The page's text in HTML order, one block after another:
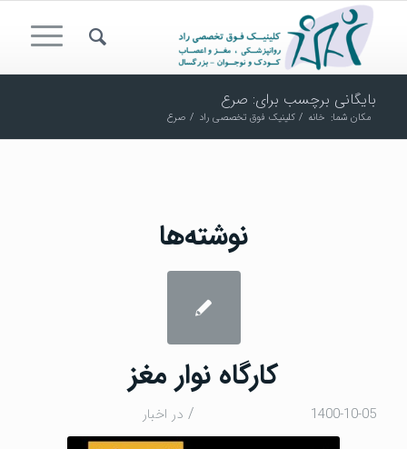
بایگانی برچسب برای: صرع
مکان شما: خانه / کلینیک فوق تخصصی راد / صرع
نوشته‌ها
کارگاه نوار مغز
1400-10-05
/ در اخبار